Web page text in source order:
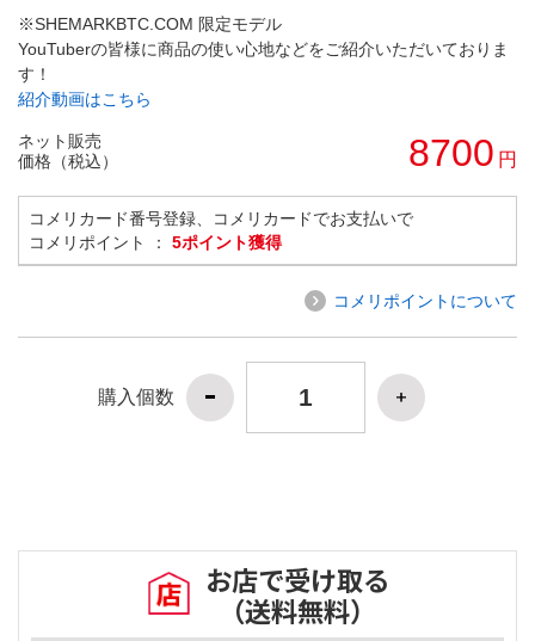
※SHEMARKBTC.COM 限定モデル
YouTuberの皆様に商品の使い心地などをご紹介いただいておりま
す！
紹介動画はこちら
ネット販売
価格（税込）
8700 円
コメリカード番号登録、コメリカードでお支払いで
コメリポイント ： 5ポイント獲得
コメリポイントについて
購入個数
お店で受け取る
（送料無料）